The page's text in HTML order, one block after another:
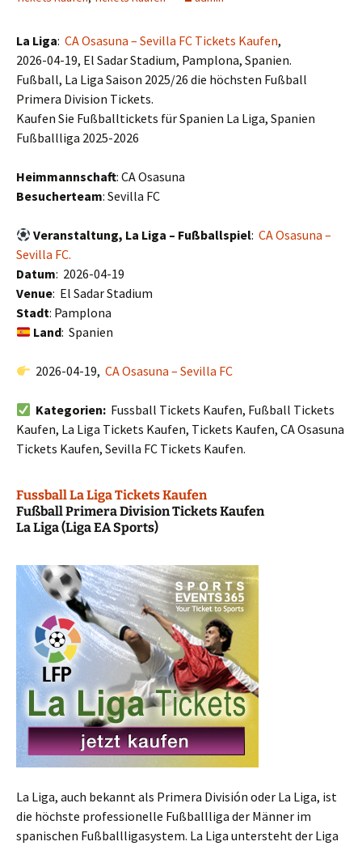
La Liga: CA Osasuna – Sevilla FC Tickets Kaufen,
2026-04-19, El Sadar Stadium, Pamplona, Spanien.
Fußball, La Liga Saison 2025/26 die höchsten Fußball
Primera Division Tickets.
Kaufen Sie Fußballtickets für Spanien La Liga, Spanien
Fußballliga 2025-2026
Heimmannschaft: CA Osasuna
Besucherteam: Sevilla FC
Veranstaltung, La Liga – Fußballspiel:CA Osasuna –
Sevilla FC.
Datum: 2026-04-19
Venue: El Sadar Stadium
Stadt: Pamplona
Land: Spanien
2026-04-19,CA Osasuna – Sevilla FC
Kategorien: Fussball Tickets Kaufen, Fußball Tickets
Kaufen, La Liga Tickets Kaufen, Tickets Kaufen, CA Osasuna
Tickets Kaufen, Sevilla FC Tickets Kaufen.
Fussball La Liga Tickets Kaufen
Fußball Primera Division Tickets Kaufen
La Liga (Liga EA Sports)
La Liga, auch bekannt als Primera División oder La Liga, ist
die höchste professionelle Fußballliga der Männer im
spanischen Fußballligasystem. La Liga untersteht der Liga